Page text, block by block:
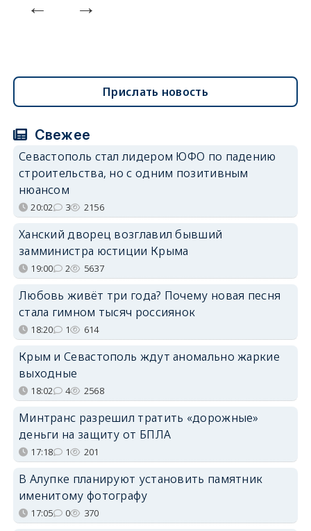
Прислать новость
Свежее
Севастополь стал лидером ЮФО по падению
строительства, но с одним позитивным
нюансом
20:02 3 2156
Ханский дворец возглавил бывший
замминистра юстиции Крыма
19:00 2 5637
Любовь живёт три года? Почему новая песня
стала гимном тысяч россиянок
18:20 1 614
Крым и Севастополь ждут аномально жаркие
выходные
18:02 4 2568
Минтранс разрешил тратить «дорожные»
деньги на защиту от БПЛА
17:18 1 201
В Алупке планируют установить памятник
именитому фотографу
17:05 0 370